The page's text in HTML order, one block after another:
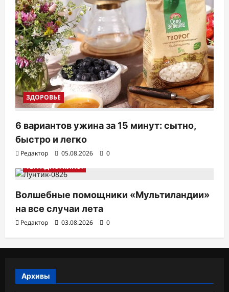
ЗДОРОВЬЕ
6 вариантов ужина за 15 минут: сытно,
быстро и легко
Редактор 05.08.2026
0
ТВ. РАДИО. КИНО.
Волшебные помощники «Мультиландии»
на все случаи лета
Редактор 03.08.2026 0
Архивы